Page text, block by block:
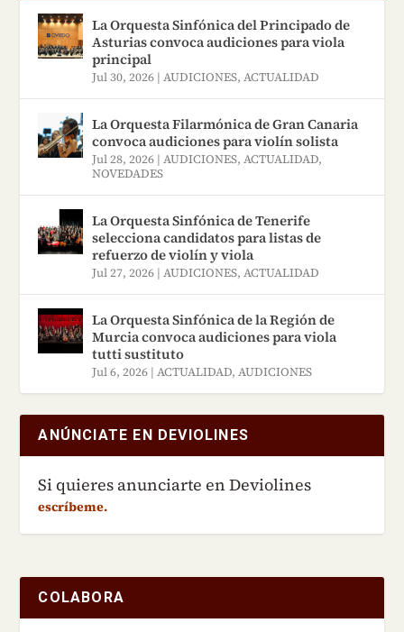
La Orquesta Sinfónica del Principado de
Asturias convoca audiciones para viola
principal
Jul 30, 2026 |AUDICIONES,ACTUALIDAD
La Orquesta Filarmónica de Gran Canaria
convoca audiciones para violín solista
Jul 28, 2026 |AUDICIONES,ACTUALIDAD,
NOVEDADES
La Orquesta Sinfónica de Tenerife
selecciona candidatos para listas de
refuerzo de violín y viola
Jul 27, 2026 |AUDICIONES,ACTUALIDAD
La Orquesta Sinfónica de la Región de
Murcia convoca audiciones para viola
tutti sustituto
Jul 6, 2026 |ACTUALIDAD,AUDICIONES
ANÚNCIATE EN DEVIOLINES
Si quieres anunciarte en Deviolines
escríbeme.
COLABORA